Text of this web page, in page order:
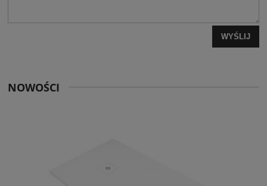
WYŚLIJ
NOWOŚCI